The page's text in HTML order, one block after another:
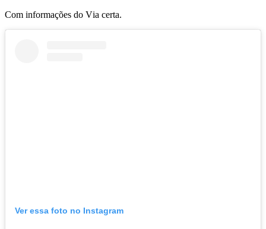
Com informações do Via certa.
Ver essa foto no Instagram